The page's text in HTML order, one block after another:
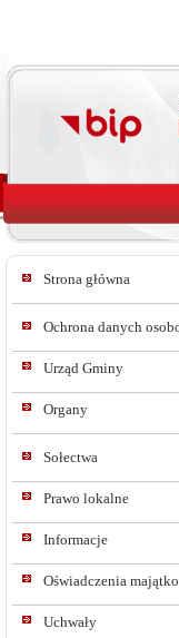
Strona główna
Ochrona danych
Urząd Gminy
Organy
Sołectwa
Prawo lokalne
Informacje
Oświadczenia
Uchwały